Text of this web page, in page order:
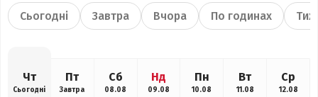
Сьогодні Завтра Вчора По годинах
Чт
Сьогодні
Пт
Завтра
Сб
08.08
Нд
09.08
Пн
10.08
Вт
11.08
Ср
12.08